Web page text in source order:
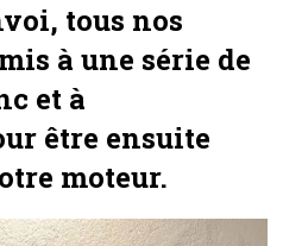
tous nos
à une série de
et à
être ensuite
moteur.